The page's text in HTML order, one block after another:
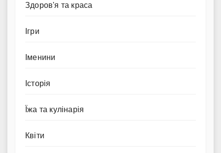
Здоров'я та краса
Ігри
Іменини
Історія
Їжа та кулінарія
Квіти